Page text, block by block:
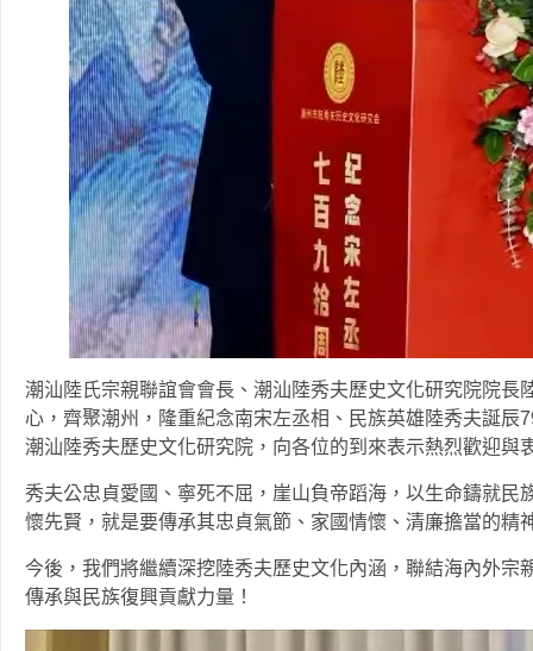
潮汕陸氏宗親聯誼會會長、潮汕陸秀夫歷史文化研究院院長
心，齊聚潮州，隆重紀念南宋左丞相、民族英雄陸秀夫誕
潮汕陸秀夫歷史文化研究院，向各位的到來表示熱烈歡迎與
秀夫公忠貞愛國、寧死不屈，崖山負帝蹈海，以生命鑄就民
懷先賢，就是要傳承其忠貞氣節、家國情懷、清廉擔當的精
今後，我們將繼續深挖陸秀夫歷史文化內涵，聯結海內外宗
傳承與民族復興貢獻力量！